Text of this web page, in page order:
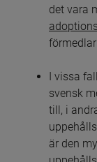
I vissa
svensk
till, i
är den